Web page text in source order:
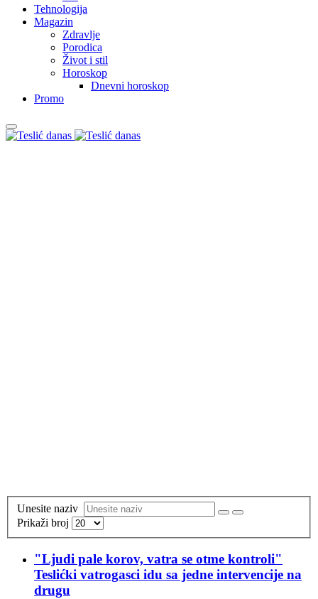
Tehnologija
Magazin
Zdravlje
Porodica
Život i stil
Horoskop
Dnevni horoskop
Promo
Unesite naziv
Prikaži broj
"Ljudi pale korov, vatra se otme kontroli"
Teslićki vatrogasci idu sa jedne intervencije na
drugu